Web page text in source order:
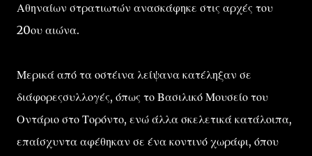
Αθηναίων στρατιωτών ανασκάφηκε στις αρχές του
20ου αιώνα.
Μερικά από τα οστέινα λείψανα κατέληξαν σε
διάφορεςσυλλογές, όπως το Βασιλικό Μουσείο του
Οντάριο στο Τορόντο, ενώ άλλα σκελετικά κατάλοιπα,
επαίσχυντα αφέθηκαν σε ένα κοντινό χωράφι, όπου